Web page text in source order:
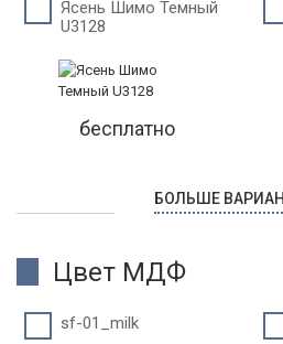
Ясень Шимо Темный
U3128
бесплатно
БОЛЬШЕ
Цвет МДФ
sf-01_milk